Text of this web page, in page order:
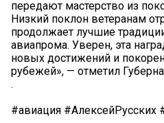
передают мастерство из
Низкий поклон ветеранам
продолжает лучшие
авиапрома. Уверен, эта
новых достижений и
рубежей», — отметил
.
#авиация #АлексейРусских